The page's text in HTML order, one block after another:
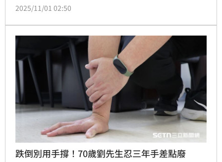
治療不能中斷外，職場環境也遇到挑戰。一項調查顯
工作造成影響；更有七成以上病友曾感受污名、人際、
社交等心理壓力。（記者：簡浩正）
2025/11/01 02:50
跌倒別用手撐！70歲劉先生忍三年手差點廢